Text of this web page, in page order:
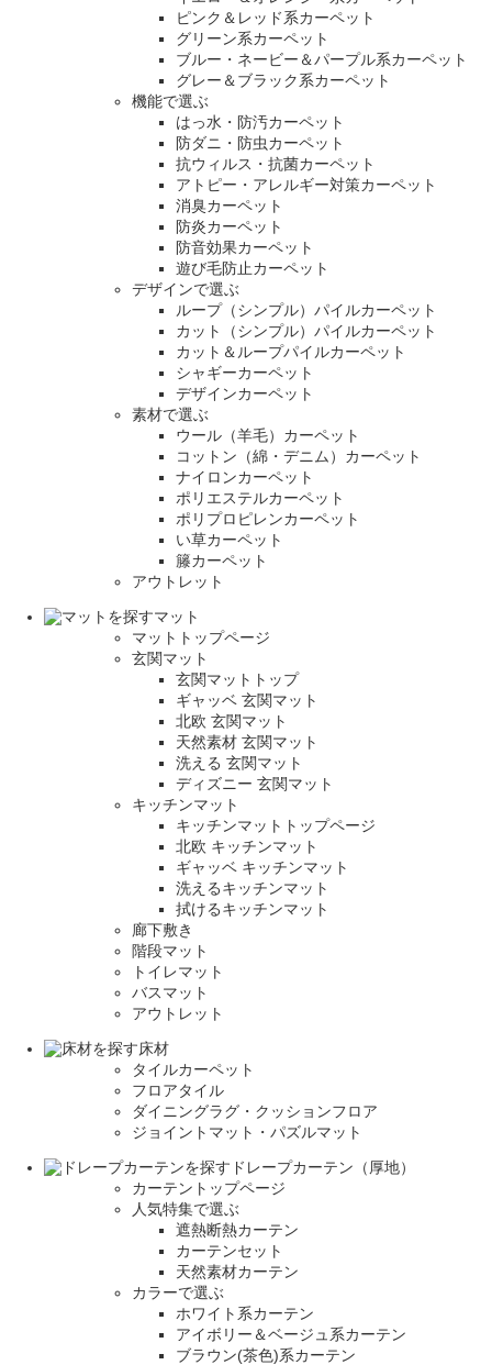
ピンク＆レッド系カーペット
グリーン系カーペット
ブルー・ネービー＆パープル系カーペット
グレー＆ブラック系カーペット
機能で選ぶ
はっ水・防汚カーペット
防ダニ・防虫カーペット
抗ウィルス・抗菌カーペット
アトピー・アレルギー対策カーペット
消臭カーペット
防炎カーペット
防音効果カーペット
遊び毛防止カーペット
デザインで選ぶ
ループ（シンプル）パイルカーペット
カット（シンプル）パイルカーペット
カット＆ループパイルカーペット
シャギーカーペット
デザインカーペット
素材で選ぶ
ウール（羊毛）カーペット
コットン（綿・デニム）カーペット
ナイロンカーペット
ポリエステルカーペット
ポリプロピレンカーペット
い草カーペット
籐カーペット
アウトレット
マット
マットトップページ
玄関マット
玄関マットトップ
ギャッベ 玄関マット
北欧 玄関マット
天然素材 玄関マット
洗える 玄関マット
ディズニー 玄関マット
キッチンマット
キッチンマットトップページ
北欧 キッチンマット
ギャッベ キッチンマット
洗えるキッチンマット
拭けるキッチンマット
廊下敷き
階段マット
トイレマット
バスマット
アウトレット
床材
タイルカーペット
フロアタイル
ダイニングラグ・クッションフロア
ジョイントマット・パズルマット
ドレープカーテン（厚地）
カーテントップページ
人気特集で選ぶ
遮熱断熱カーテン
カーテンセット
天然素材カーテン
カラーで選ぶ
ホワイト系カーテン
アイボリー＆ベージュ系カーテン
ブラウン(茶色)系カーテン